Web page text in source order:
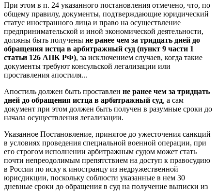
При этом в п. 24 указанного постановления отмечено, что, по
общему правилу, документы, подтверждающие юридический
статус иностранного лица и право на осуществление
предпринимательской и иной экономической деятельности,
должны быть получены не ранее чем за тридцать дней до
обращения истца в арбитражный суд (пункт 9 части 1
статьи 126 АПК РФ), за исключением случаев, когда такие
документы требуют консульской легализации или
проставления апостиля...
Апостиль должен быть проставлен не ранее чем за тридцать
дней до обращения истца в арбитражный суд, а сам
документ при этом должен быть получен в разумные сроки до
начала осуществления легализации.
Указанное Постановление, принятое до ужесточения санкций
в условиях проведения специальной военной операции, при
его строгом исполнении арбитражным судом может стать
почти непреодолимым препятствием на доступ к правосудию
в России по иску к иностранцу из недружественной
юрисдикции, поскольку соблюсти указанные в нем 30
дневные сроки до обращения в суд на получение выписки из